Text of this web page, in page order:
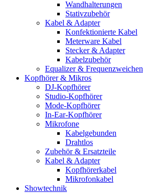
Wandhalterungen
Stativzubehör
Kabel & Adapter
Konfektionierte Kabel
Meterware Kabel
Stecker & Adapter
Kabelzubehör
Equalizer & Frequenzweichen
Kopfhörer & Mikros
DJ-Kopfhörer
Studio-Kopfhörer
Mode-Kopfhörer
In-Ear-Kopfhörer
Mikrofone
Kabelgebunden
Drahtlos
Zubehör & Ersatzteile
Kabel & Adapter
Kopfhörerkabel
Mikrofonkabel
Showtechnik